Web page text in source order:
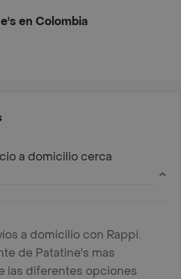
en Colombia
a domicilio cerca
a domicilio con Rappi.
de Patatine's mas
las diferentes opciones